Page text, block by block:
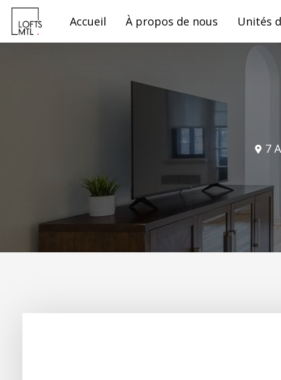
Accueil À propos de nous Unités
7